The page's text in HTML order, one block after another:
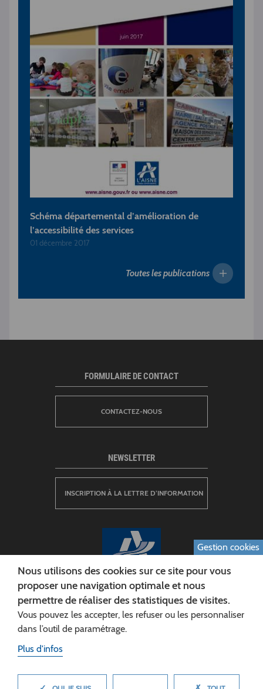
Schéma départemental d’amélioration de
l’accessibilité des services
01 décembre 2017
Toutes les publications
CONSEIL DÉPARTEMENTAL DE L'AISNE
Siège :
FORMULAIRE DE CONTACT
CONTACTEZ-NOUS
NEWSLETTER
INSCRIPTION À LA LETTRE D’INFORMATION
Gestion cookies
Nous utilisons des cookies sur ce site pour vous
proposer une navigation optimale et nous
permettre de réaliser des statistiques de visites.
Vous pouvez les accepter, les refuser ou les personnaliser
dans l’outil de paramétrage.
Plus d'infos